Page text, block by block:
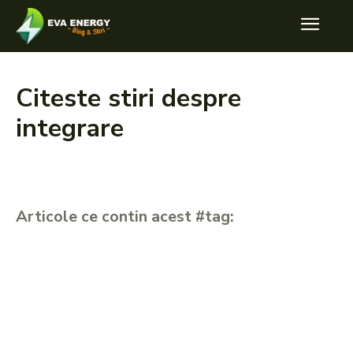
Citeste stiri despre
integrare
Articole ce contin acest #tag: